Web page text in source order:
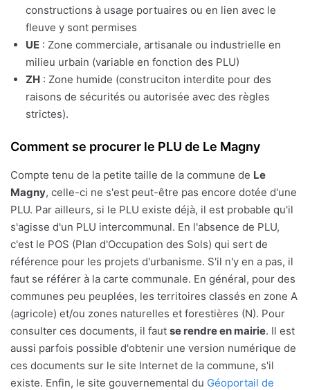
constructions à usage portuaires ou en lien avec le
fleuve y sont permises
UE : Zone commerciale, artisanale ou industrielle en
milieu urbain (variable en fonction des PLU)
ZH : Zone humide (construciton interdite pour des
raisons de sécurités ou autorisée avec des règles
strictes).
Comment se procurer le PLU de Le Magny
Compte tenu de la petite taille de la commune de Le
Magny, celle-ci ne s'est peut-être pas encore dotée d'une
PLU. Par ailleurs, si le PLU existe déjà, il est probable qu'il
s'agisse d'un PLU intercommunal. En l'absence de PLU,
c'est le POS (Plan d'Occupation des Sols) qui sert de
référence pour les projets d'urbanisme. S'il n'y en a pas, il
faut se référer à la carte communale. En général, pour des
communes peu peuplées, les territoires classés en zone A
(agricole) et/ou zones naturelles et forestières (N). Pour
consulter ces documents, il faut se rendre en mairie. Il est
aussi parfois possible d'obtenir une version numérique de
ces documents sur le site Internet de la commune, s'il
existe. Enfin, le site gouvernemental du Géoportail de